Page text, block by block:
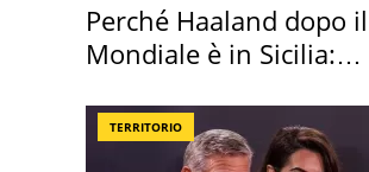
Perché Haaland dopo il
Mondiale è in Sicilia:
TERRITORIO